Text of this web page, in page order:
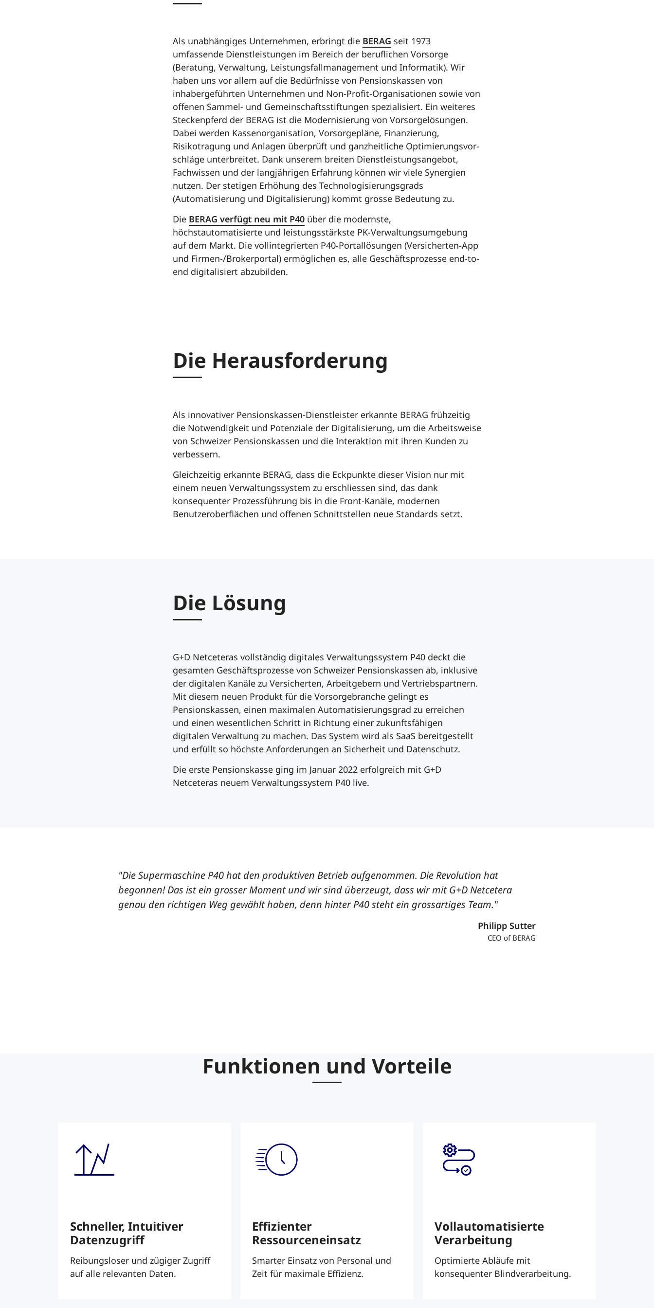
Als unabhängiges Unternehmen, erbringt die BERAG seit 1973
umfassende Dienstleistungen im Bereich der beruflichen Vorsorge
(Beratung, Verwaltung, Leistungsfallmanagement und Informatik). Wir
haben uns vor allem auf die Bedürfnisse von Pensionskassen von
inhabergeführten Unternehmen und Non-Profit-Organisationen sowie von
offenen Sammel- und Ge­meinschaftsstiftungen spezialisiert. Ein weiteres
Steckenpferd der BERAG ist die Modernisie­rung von Vorsorgelösungen.
Dabei werden Kassenorganisation, Vorsorgepläne, Finanzierung,
Risikotragung und Anlagen überprüft und ganzheitliche Optimierungsvor-
schläge unterbreitet. Dank unserem breiten Dienstleistungsangebot,
Fachwissen und der langjährigen Erfahrung können wir viele Synergien
nutzen. Der stetigen Erhöhung des Technologisierungsgrads
(Automatisierung und Digitalisierung) kommt grosse Bedeutung zu.
Die BERAG verfügt neu mit P40über die modernste,
höchstautomatisierte und leistungsstärkste PK-Verwaltungsumgebung
auf dem Markt. Die vollintegrierten P40-Portallösungen (Versicherten-App
und Firmen-/Brokerportal) ermöglichen es, alle Geschäftsprozesse end-to-
end digitalisiert abzubilden.
Die Herausforderung
Als innovativer Pensionskassen-Dienstleister erkannte BERAG frühzeitig
die Notwendigkeit und Potenziale der Digitalisierung, um die Arbeitsweise
von Schweizer Pensionskassen und die Interaktion mit ihren Kunden zu
verbessern.
Gleichzeitig erkannte BERAG, dass die Eckpunkte dieser Vision nur mit
einem neuen Verwaltungssystem zu erschliessen sind, das dank
konsequenter Prozessführung bis in die Front-Kanäle, modernen
Benutzeroberflächen und offenen Schnittstellen neue Standards setzt.
Die Lösung
G+D Netceteras vollständig digitales Verwaltungssystem P40 deckt die
gesamten Geschäftsprozesse von Schweizer Pensionskassen ab, inklusive
der digitalen Kanäle zu Versicherten, Arbeitgebern und Vertriebspartnern.
Mit diesem neuen Produkt für die Vorsorgebranche gelingt es
Pensionskassen, einen maximalen Automatisierungsgrad zu erreichen
und einen wesentlichen Schritt in Richtung einer zukunftsfähigen
digitalen Verwaltung zu machen. Das System wird als SaaS bereitgestellt
und erfüllt so höchste Anforderungen an Sicherheit und Datenschutz.
Die erste Pensionskasse ging im Januar 2022 erfolgreich mit G+D
Netceteras neuem Verwaltungssystem P40 live.
"Die Supermaschine P40 hat den produktiven Betrieb aufgenommen. Die Revolution hat
begonnen! Das ist ein grosser Moment und wir sind überzeugt, dass wir mit G+D Netcetera
genau den richtigen Weg gewählt haben, denn hinter P40 steht ein grossartiges Team."
Philipp Sutter
CEO of BERAG
Funktionen und Vorteile
Schneller, Intuitiver
Datenzugriff
Reibungsloser und zügiger Zugriff
auf alle relevanten Daten.
Effizienter
Ressourceneinsatz
Smarter Einsatz von Personal und
Zeit für maximale Effizienz.
Vollautomatisierte
Verarbeitung
Optimierte Abläufe mit
konsequenter Blindverarbeitung.